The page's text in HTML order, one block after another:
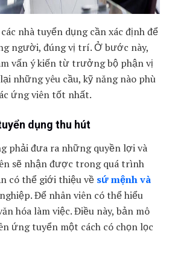
nhà tuyển dụng cần xác định để
người, đúng vị trí. Ở bước này,
vấn ý kiến từ trưởng bộ phận vị
những yêu cầu, kỹ năng nào phù
ứng viên tốt nhất.
dụng thu hút
phải đưa ra những quyền lợi và
sẽ nhận được trong quá trình
có thể giới thiệu về sứ mệnh và
Để nhân viên có thể hiểu
hóa làm việc. Điều này, bản mô
ứng tuyển một cách có chọn lọc